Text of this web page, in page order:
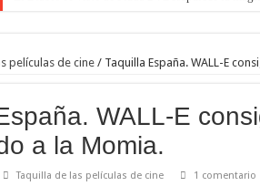
‘La Asistenta’. Dúo perfecto
‘Supergirl’. De 7’5 con fresquito
películas de cine / Taquilla España. WALL-E
WALL-E
a la Momia.
Taquilla de las películas de cine 1 comentario